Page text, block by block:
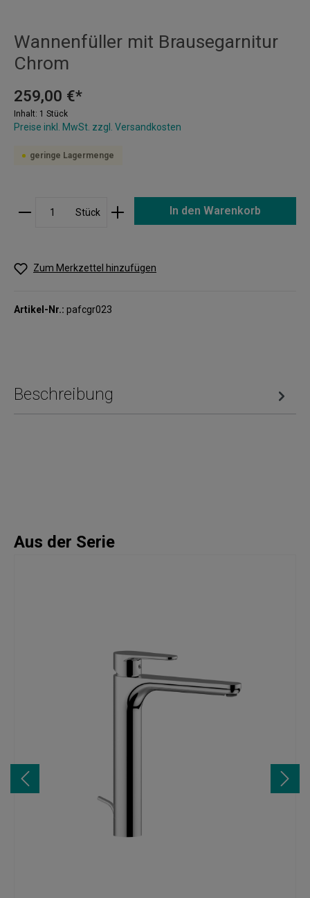
Wannenfüller mit Brausegarnitur
Chrom
259,00 €*
Inhalt: 1 Stück
Preise inkl. MwSt. zzgl. Versandkosten
geringe Lagermenge
Stück In den Warenkorb
Zum Merkzettel hinzufügen
Artikel-Nr.: pafcgr023
Beschreibung
Aus der Serie